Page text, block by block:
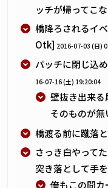
ッチが帰ってこ
橋降ろされるイ
Otk] 2016-07-03 (日)
パッチに閉じ込
16-07-16 (土) 19:20:04
壁抜き出来
そのものが
橋渡る前に蹴落
さっき白やって
突き落として手
俺もこの間